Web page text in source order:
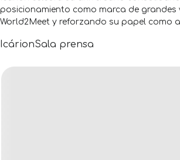
posicionamiento como marca de grandes
World2Meet y reforzando su papel como
acompañado a más de 110.000 viajeros en
adaptación a las nuevas necesidades del
IcárionSala prensa